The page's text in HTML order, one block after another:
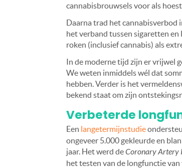
cannabisbrouwsels voor als
Daarna trad het cannabisverbod
het verband tussen sigaretten
roken (inclusief cannabis) als
In de moderne tijd zijn er vrijwel
We weten inmiddels wél dat
hebben. Verder is het
bekend staat om zijn
Verbeterde
Een langetermijnstudie
ongeveer 5.000 gekleurde en
jaar. Het werd deCoronary Artery
het testen van de longfunctie